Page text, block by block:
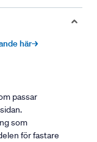
här→
passar
som
för fastare